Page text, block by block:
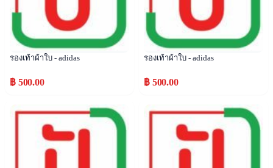
รองเท้าผ้าใบ - adidas
฿ 500.00
รองเท้าผ้าใบ - adidas
฿ 500.00
Popular Popular